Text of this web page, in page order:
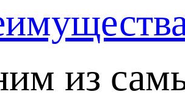
из